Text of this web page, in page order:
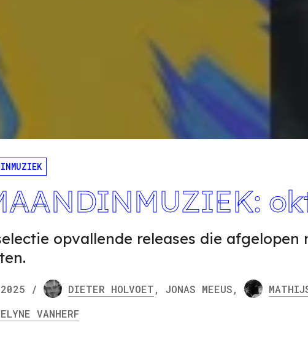
opvallende releases die afgelopen
/ DIETER HOLVOET, JONAS MEEUS,
VANHERF